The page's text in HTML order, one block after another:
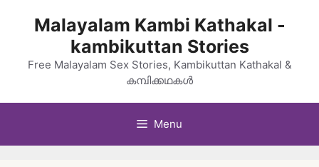
Malayalam Kambi Kathakal -
kambikuttan Stories
Free Malayalam Sex Stories, Kambikuttan Kathakal &
കമ്പിക്കഥകൾ
Menu